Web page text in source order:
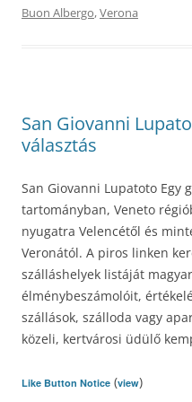
Buon Albergo,Verona
San Giovanni
választás
San Giovanni Lupatoto Egy
tartományban, Veneto
nyugatra Velencétől és
Veronától. A piros linken
szálláshelyek listáját
élménybeszámolóit,
szállások, szálloda vagy
közeli, kertvárosi üdülő
Like Button Notice (view)